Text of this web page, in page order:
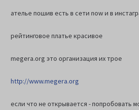
ателье пошив есть в сети now и в
рейтинговое платье красивое
megera.org это организация их трое
http://www.megera.org
если что не открывается - попробовать